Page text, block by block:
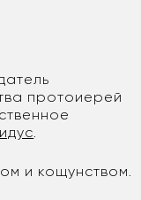
протоиерей
и кощунством.